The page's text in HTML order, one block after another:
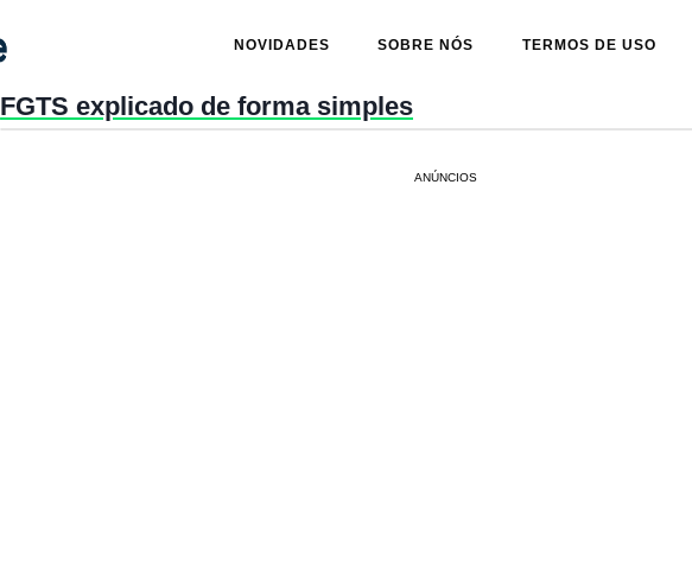
NOVIDADES SOBRE NÓS TERMOS DE USO
FGTS explicado de forma simples
ANÚNCIOS